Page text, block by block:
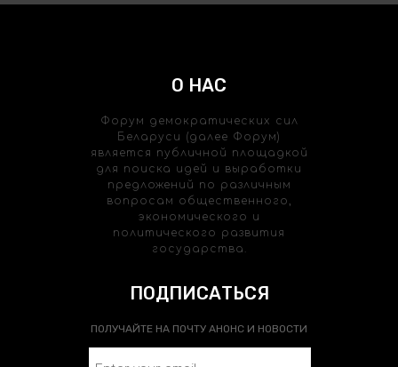
О НАС
Форум демократических сил
Беларуси (далее Форум)
является публичной площадкой
для поиска идей и выработки
предложений по различным
вопросам общественного,
экономического и
политического развития
государства.
ПОДПИСАТЬСЯ
ПОЛУЧАЙТЕ НА ПОЧТУ АНОНС И НОВОСТИ